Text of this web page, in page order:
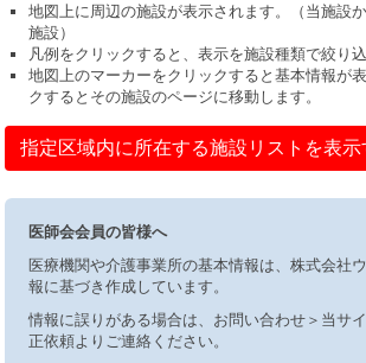
地図上に周辺の施設が表示されます。（当施設
施設）
凡例をクリックすると、表示を施設種類で絞り
地図上のマーカーをクリックすると基本情報が
クするとその施設のページに移動します。
指定区域内に所在する施設リストを表示
医師会会員の皆様へ
医療機関や介護事業所の基本情報は、株式会社
報に基づき作成しています。
情報に誤りがある場合は、お問い合わせ＞当サ
正依頼よりご連絡ください。